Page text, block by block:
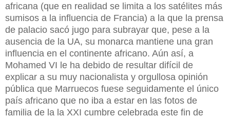
africana (que en realidad se limita a los satélites más
sumisos a la influencia de Francia) a la que la prensa
de palacio sacó jugo para subrayar que, pese a la
ausencia de la UA, su monarca mantiene una gran
influencia en el continente africano. Aún así, a
Mohamed VI le ha debido de resultar difícil de
explicar a su muy nacionalista y orgullosa opinión
pública que Marruecos fuese seguidamente el único
país africano que no iba a estar en las fotos de
familia de la la XXI cumbre celebrada este fin de